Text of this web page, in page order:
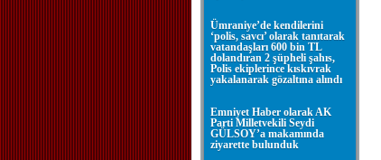
Ümraniye’de kendilerini
‘polis, savcı’ olarak tanıtarak
vatandaşları 600 bin TL
dolandıran 2 şüpheli şahıs,
Polis ekiplerince kıskıvrak
yakalanarak gözaltına alındı
Emniyet Haber olarak AK
Parti Milletvekili Seydi
GÜLSOY’a makamında
ziyarette bulunduk